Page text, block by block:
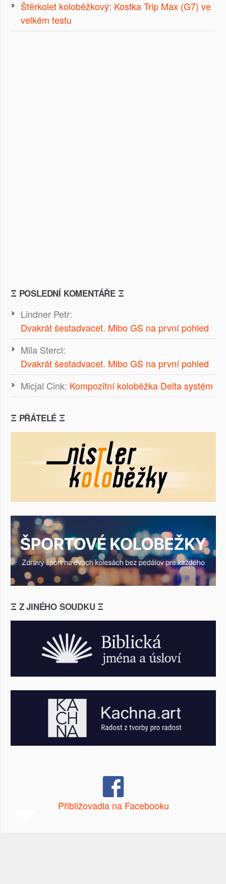
Štěrkolet koloběžkový: Kostka Trip Max (G7) ve
velkém testu
Ξ POSLEDNÍ KOMENTÁŘE Ξ
Lindner Petr:
Dvakrát šestadvacet. Mibo GS na první pohled
Mila Stercl:
Dvakrát šestadvacet. Mibo GS na první pohled
Micjal Cink: Kompozitní koloběžka Delta systém
Ξ PŘÁTELÉ Ξ
Ξ Z JINÉHO SOUDKU Ξ
Přibližovadla na Facebooku